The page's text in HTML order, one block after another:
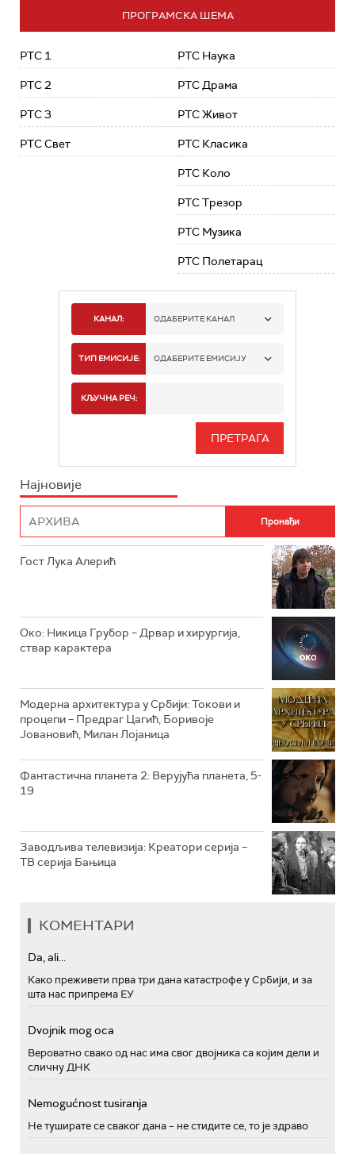
ПРОГРАМСКА ШЕМА
РТС 1
РТС 2
РТС 3
РТС Свет
РТС Наука
РТС Драма
РТС Живот
РТС Класика
РТС Коло
РТС Трезор
РТС Музика
РТС Полетарац
КАНАЛ: ОДАБЕРИТЕ КАНАЛ
РТС 1
РТС 3
РТС КОЛО
ТИП ЕМИСИЈЕ: ОДАБЕРИТЕ ЕМИСИЈУ
ИНФО
КЉУЧНА РЕЧ:
Најновије
Гост Лука Алерић
Око: Никица Грубор – Дрвар и хирургија,
ствар карактера
Модерна архитектура у Србији: Токови и
процепи – Предраг Цагић, Боривоје
Јовановић, Милан Лојаница
Фантастична планета 2: Верујућа планета, 5-
19
Заводљива телевизија: Креатори серија –
ТВ серија Бањица
КОМЕНТАРИ
Da, ali...
Како преживети прва три дана катастрофе у Србији, и за
шта нас припрема ЕУ
Dvojnik mog oca
Вероватно свако од нас има свог двојника са којим дели и
сличну ДНК
Nemogućnost tusiranja
Не туширате се сваког дана – не стидите се, то је здраво